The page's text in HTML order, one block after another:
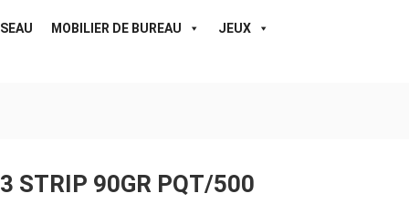
MOBILIER DE BUREAU JEUX
STRIP 90GR PQT/500